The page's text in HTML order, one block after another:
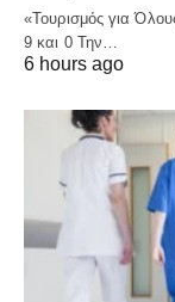
«Τουρισμός για
9 και 0 Την…
6 hours ago